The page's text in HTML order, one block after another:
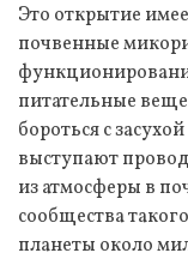
Это открытие
почвенные
питательные
бороться с
выступают
из атмосферы в
сообщества
планеты около